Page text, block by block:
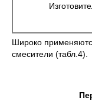
Широко
смесители (табл.4).